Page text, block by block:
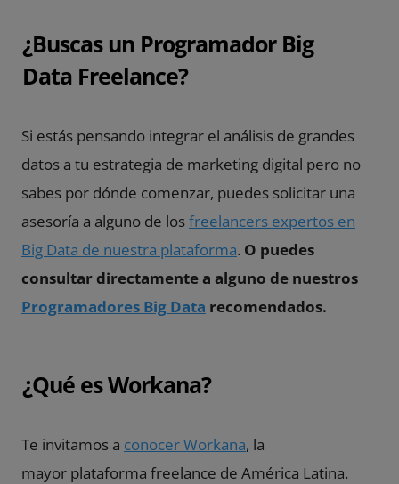
¿Buscas un Programador Big
Data Freelance?
Si estás pensando integrar el análisis de grandes
datos a tu estrategia de marketing digital pero no
sabes por dónde comenzar, puedes solicitar una
asesoría a alguno de losfreelancers expertos en
Big Data de nuestra plataforma. O puedes
consultar directamente a alguno de nuestros
Programadores Big Data recomendados.
¿Qué es Workana?
Te invitamos a conocer Workana, la
mayor plataforma freelance de América Latina.